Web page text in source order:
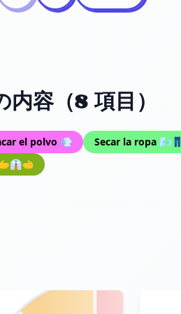
容（8 項目）
el polvo 💨 Secar la ropa 🌬️👖